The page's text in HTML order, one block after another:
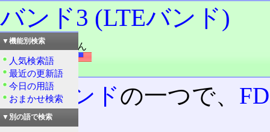
バンド3 (LTEバンド)
読み：バンド・さん
外語：Band 3
品詞：名詞
LTEバンドの一つで、
▼機能別検索
人気検索語
最近の更新語
今日の用語
おまかせ検索
▼別の語で検索